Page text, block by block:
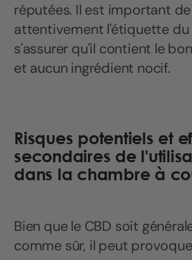
réputées. Il est important
attentivement l'étiquette
s'assurer qu'il contient le
et aucun ingrédient nocif.
Risques potentiels et
secondaires de
dans la chambre à
Bien que le CBD soit
comme sûr, il peut